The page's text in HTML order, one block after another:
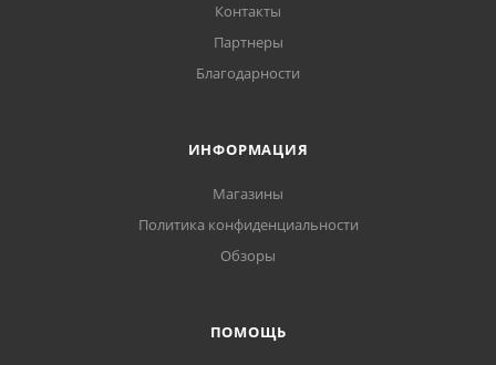
Контакты
Партнеры
Благодарности
ИНФОРМАЦИЯ
Магазины
Политика конфиденциальности
Обзоры
ПОМОЩЬ